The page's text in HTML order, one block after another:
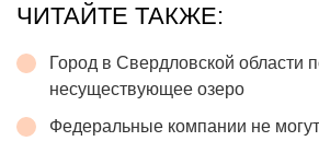
ЧИТАЙТЕ ТАКЖЕ:
Город в Свердловской области
несуществующее озеро
Федеральные компании не